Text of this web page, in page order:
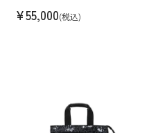
¥55,000(税込)